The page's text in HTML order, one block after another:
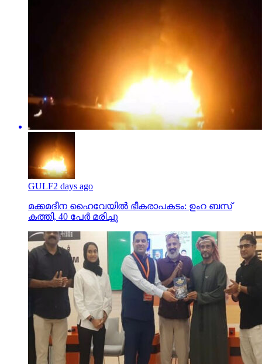
GULF2 days ago
മക്കമദീന ഹൈവേയില്‍ ഭീകരാപകടം: ഉംറ ബസ്
കത്തി, 40 പേര്‍ മരിച്ചു